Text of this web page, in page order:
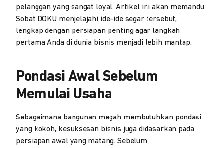
pelanggan yang sangat loyal. Artikel ini akan memandu
Sobat DOKU menjelajahi ide-ide segar tersebut,
lengkap dengan persiapan penting agar langkah
pertama Anda di dunia bisnis menjadi lebih mantap.
Pondasi Awal Sebelum
Memulai Usaha
Sebagaimana bangunan megah membutuhkan pondasi
yang kokoh, kesuksesan bisnis juga didasarkan pada
persiapan awal yang matang. Sebelum